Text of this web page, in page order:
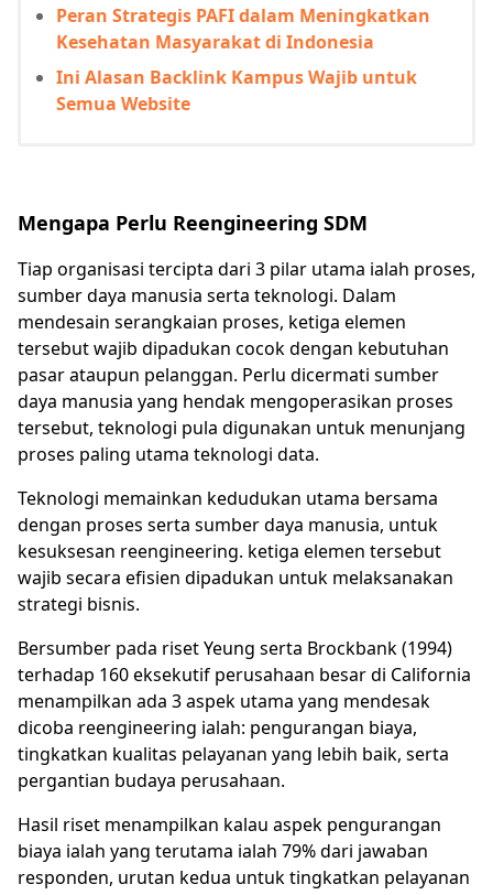
Peran Strategis PAFI dalam Meningkatkan
Kesehatan Masyarakat di Indonesia
Ini Alasan Backlink Kampus Wajib untuk
Semua Website
Mengapa Perlu Reengineering SDM
Tiap organisasi tercipta dari 3 pilar utama ialah proses,
sumber daya manusia serta teknologi. Dalam
mendesain serangkaian proses, ketiga elemen
tersebut wajib dipadukan cocok dengan kebutuhan
pasar ataupun pelanggan. Perlu dicermati sumber
daya manusia yang hendak mengoperasikan proses
tersebut, teknologi pula digunakan untuk menunjang
proses paling utama teknologi data.
Teknologi memainkan kedudukan utama bersama
dengan proses serta sumber daya manusia, untuk
kesuksesan reengineering. ketiga elemen tersebut
wajib secara efisien dipadukan untuk melaksanakan
strategi bisnis.
Bersumber pada riset Yeung serta Brockbank (1994)
terhadap 160 eksekutif perusahaan besar di California
menampilkan ada 3 aspek utama yang mendesak
dicoba reengineering ialah: pengurangan biaya,
tingkatkan kualitas pelayanan yang lebih baik, serta
pergantian budaya perusahaan.
Hasil riset menampilkan kalau aspek pengurangan
biaya ialah yang terutama ialah 79% dari jawaban
responden, urutan kedua untuk tingkatkan pelayanan